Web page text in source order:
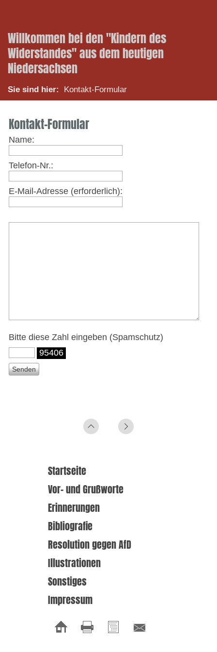
Willkommen bei den "Kindern des
Widerstandes" aus dem heutigen
Niedersachsen
Sie sind hier: Kontakt-Formular
Kontakt-Formular
Name:
Telefon-Nr.:
E-Mail-Adresse (erforderlich):
Bitte diese Zahl eingeben (Spamschutz)
95406
Startseite
Vor- und Grußworte
Erinnerungen
Bibliografie
Resolution gegen AfD
Illustrationen
Sonstiges
Impressum